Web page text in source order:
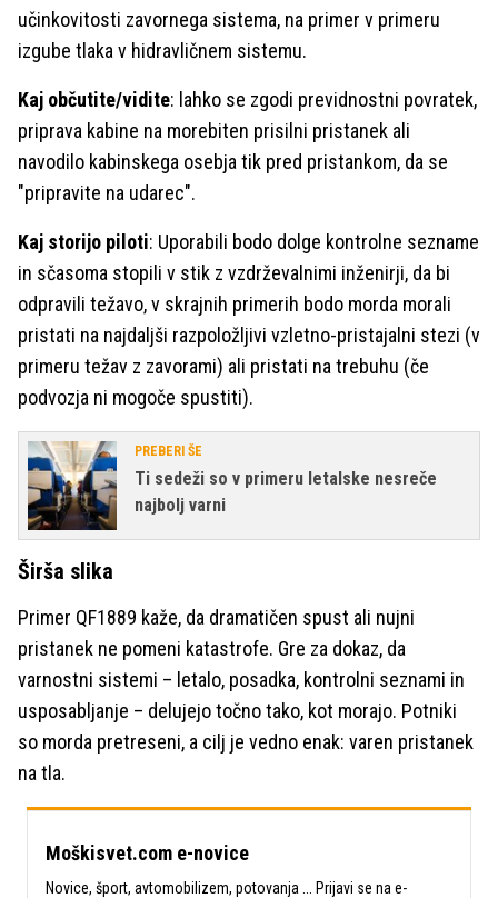
učinkovitosti zavornega sistema, na primer v primeru
izgube tlaka v hidravličnem sistemu.
Kaj občutite/vidite: lahko se zgodi previdnostni povratek,
priprava kabine na morebiten prisilni pristanek ali
navodilo kabinskega osebja tik pred pristankom, da se
"pripravite na udarec".
Kaj storijo piloti: Uporabili bodo dolge kontrolne sezname
in sčasoma stopili v stik z vzdrževalnimi inženirji, da bi
odpravili težavo, v skrajnih primerih bodo morda morali
pristati na najdaljši razpoložljivi vzletno-pristajalni stezi (v
primeru težav z zavorami) ali pristati na trebuhu (če
podvozja ni mogoče spustiti).
PREBERI ŠE
Ti sedeži so v primeru letalske nesreče
najbolj varni
Širša slika
Primer QF1889 kaže, da dramatičen spust ali nujni
pristanek ne pomeni katastrofe. Gre za dokaz, da
varnostni sistemi – letalo, posadka, kontrolni seznami in
usposabljanje – delujejo točno tako, kot morajo. Potniki
so morda pretreseni, a cilj je vedno enak: varen pristanek
na tla.
Moškisvet.com e-novice
Novice, šport, avtomobilizem, potovanja ... Prijavi se na e-